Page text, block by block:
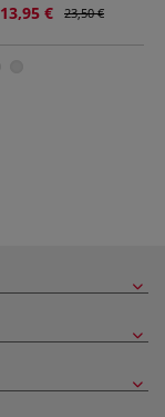
13,95 € 23,50 €